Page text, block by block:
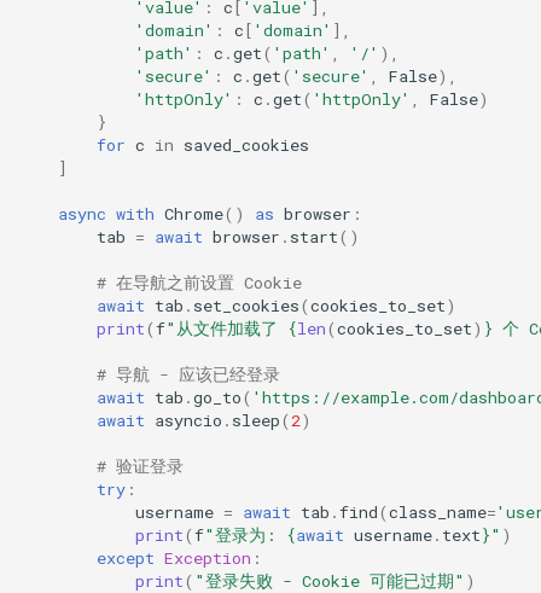
'value' : c [ 'value' ],
'domain' : c[ 'domain' ],
'path' : c .get( 'path' , '/' ),
'secure' : c .get( 'secure' , False),
'httpOnly' : c .get( 'httpOnly' , False)
}
for c in saved_cookies
]
async with Chrome() as browser :
tab = await browser . start()
# 在导航之前设置 Cookie
await tab . set_cookies(cookies_to_set)
print(f"从文件加载了 {len(cookies_to_set) } 个
# 导航 - 应该已经登录
await tab .go_to( 'https://example.com/
await asyncio . sleep(2)
# 验证登录
try :
username = await tab .find(class_name=
print(f"登录为: {await username. text}" )
except Exception :
print( "登录失败 - Cookie 可能已过期" )